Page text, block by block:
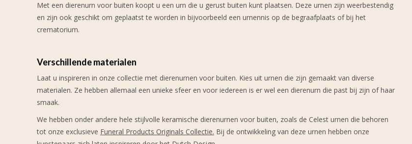
Met een dierenurn voor buiten koopt u een urn die u gerust buiten kunt plaatsen. Deze urnen zijn weerbestendig
en zijn ook geschikt om geplaatst te worden in bijvoorbeeld een urnennis op de begraafplaats of bij het
crematorium.
Verschillende materialen
Laat u inspireren in onze collectie met dierenurnen voor buiten. Kies uit urnen die zijn gemaakt van diverse
materialen. Ze hebben allemaal een unieke sfeer en voor iedereen is er wel een dierenurn die past bij zijn of haar
smaak.
We hebben onder andere hele stijlvolle keramische dierenurnen voor buiten, zoals de Celest urnen die behoren
tot onze exclusieve Funeral Products Originals Collectie. Bij de ontwikkeling van deze urnen hebben onze